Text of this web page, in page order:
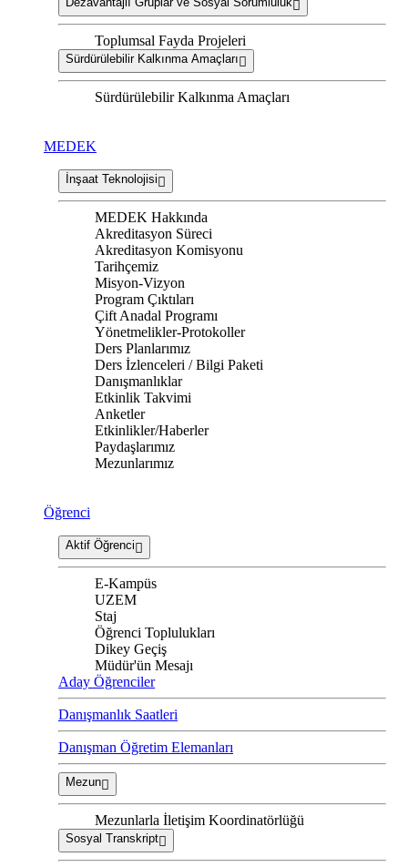
Toplumsal Fayda Projeleri
Sürdürülebilir Kalkınma Amaçları
Sürdürülebilir Kalkınma Amaçları
MEDEK
İnşaat Teknolojisi
MEDEK Hakkında
Akreditasyon Süreci
Akreditasyon Komisyonu
Tarihçemiz
Misyon-Vizyon
Program Çıktıları
Çift Anadal Programı
Yönetmelikler-Protokoller
Ders Planlarımız
Ders İzlenceleri / Bilgi Paketi
Danışmanlıklar
Etkinlik Takvimi
Anketler
Etkinlikler/Haberler
Paydaşlarımız
Mezunlarımız
Öğrenci
Aktif Öğrenci
E-Kampüs
UZEM
Staj
Öğrenci Toplulukları
Dikey Geçiş
Müdür'ün Mesajı
Aday Öğrenciler
Danışmanlık Saatleri
Danışman Öğretim Elemanları
Mezun
Mezunlarla İletişim Koordinatörlüğü
Sosyal Transkript